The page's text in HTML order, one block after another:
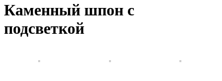
Каменный шпон с
подсветкой